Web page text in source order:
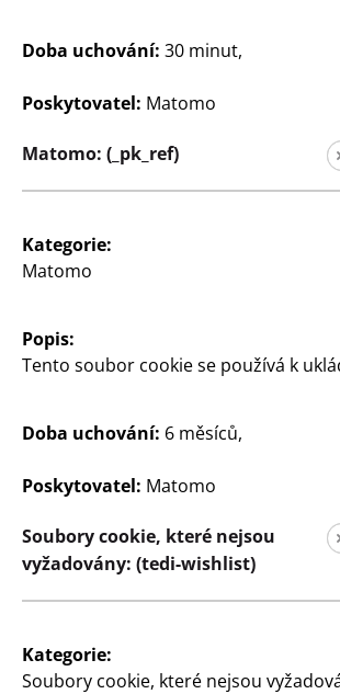
oválný, cca 23,5 x 16 x 2
55
Společnost
Expanze
Stálost
Kontakt
Vyhledávač pobočky
Doba uchování: 30 minut,
Poskytovatel: Matomo
Matomo: (_pk_ref)
Kategorie:
Matomo
Popis:
Tento soubor cookie se používá k
Doba uchování: 6 měsíců,
Poskytovatel: Matomo
Soubory cookie, které nejsou
vyžadovány: (tedi-wishlist)
Kategorie:
Soubory cookie, které nejsou